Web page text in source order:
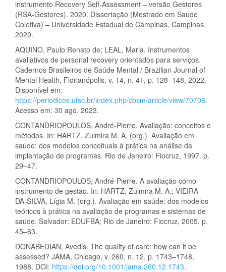
instrumento Recovery Self-Assessment – versão Gestores
(RSA-Gestores). 2020. Dissertação (Mestrado em Saúde
Coletiva) – Universidade Estadual de Campinas, Campinas,
2020.
AQUINO, Paulo Renato de; LEAL, Maria. Instrumentos
avaliativos de personal recovery orientados para serviços.
Cadernos Brasileiros de Saúde Mental / Brazilian Journal of
Mental Health, Florianópolis, v. 14, n. 41, p. 128–148, 2022.
Disponível em:
https://periodicos.ufsc.br/index.php/cbsm/article/view/70706.
Acesso em: 30 ago. 2023.
CONTANDRIOPOULOS, André-Pierre. Avaliação: conceitos e
métodos. In: HARTZ, Zulmira M. A. (org.). Avaliação em
saúde: dos modelos conceituais à prática na análise da
implantação de programas. Rio de Janeiro: Fiocruz, 1997. p.
29–47.
CONTANDRIOPOULOS, André-Pierre. A avaliação como
instrumento de gestão. In: HARTZ, Zulmira M. A.; VIEIRA-
DA-SILVA, Lígia M. (org.). Avaliação em saúde: dos modelos
teóricos à prática na avaliação de programas e sistemas de
saúde. Salvador: EDUFBA; Rio de Janeiro: Fiocruz, 2005. p.
45–63.
DONABEDIAN, Avedis. The quality of care: how can it be
assessed? JAMA, Chicago, v. 260, n. 12, p. 1743–1748,
1988. DOI: https://doi.org/10.1001/jama.260.12.1743.